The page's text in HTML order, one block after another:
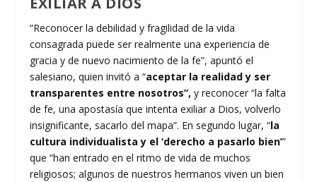
“Reconocer la debilidad y fragilidad de la vida
consagrada puede ser realmente una experiencia de
gracia y de nuevo nacimiento de la fe”, apuntó el
salesiano, quien invitó a “aceptar la realidad y ser
transparentes entre nosotros”, y reconocer “la falta
de fe, una apostasía que intenta exiliar a Dios, volverlo
insignificante, sacarlo del mapa”. En segundo lugar, “la
cultura individualista y el ‘derecho a pasarlo bien’”
que “han entrado en el ritmo de vida de muchos
religiosos; algunos de nuestros hermanos viven un bien